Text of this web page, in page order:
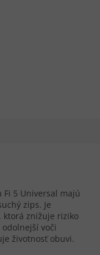
Fi 5 Universal majú
zips. Je
ktorá znižuje riziko
voči
životnosť obuvi.